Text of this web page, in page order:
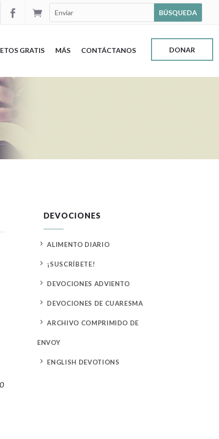


GRATIS MÁS CONTÁCTANOS DONAR
DEVOCIONES
5 ALIMENTO DIARIO
5 ¡SUSCRÍBETE!
5 DEVOCIONES ADVIENTO
5 DEVOCIONES DE CUARESMA
5 ARCHIVO COMPRIMIDO DE
ENVOY
5 ENGLISH DEVOTIONS